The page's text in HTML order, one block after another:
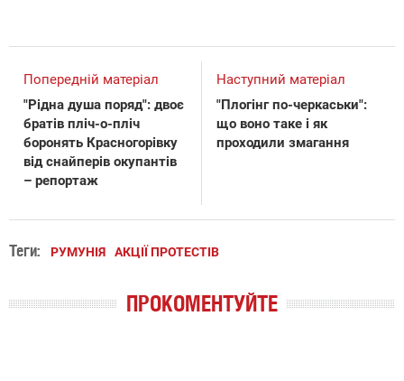
Попередній матеріал
"Рідна душа поряд": двоє
братів пліч-о-пліч
боронять Красногорівку
від снайперів окупантів
– репортаж
Наступний матеріал
"Плогінг по-черкаськи":
що воно таке і як
проходили змагання
Теги: РУМУНІЯ АКЦІЇ ПРОТЕСТІВ
ПРОКОМЕНТУЙТЕ